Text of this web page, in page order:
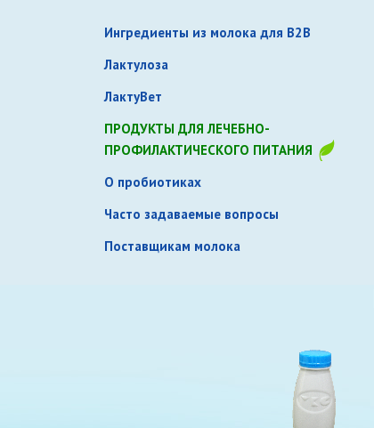
Ингредиенты из молока для B2B
Лактулоза
ЛактуВет
ПРОДУКТЫ ДЛЯ ЛЕЧЕБНО-
ПРОФИЛАКТИЧЕСКОГО ПИТАНИЯ
О пробиотиках
Часто задаваемые вопросы
Поставщикам молока